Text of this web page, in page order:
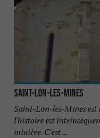
Saint-Lon-les-Mines
Saint-Lon-les-Mines est
l'histoire est
minière. C'est ...